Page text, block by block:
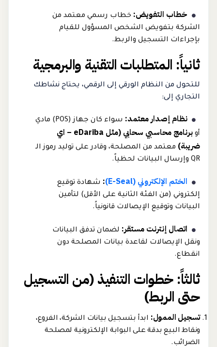
خطاب التفويض: خطاب رسمي معتمد من
الشركة بتفويض الشخص المسؤول للقيام
بإجراءات التسجيل والربط.
ثانياً: المتطلبات التقنية والبرمجية
للتحول من النظام الورقي إلى الرقمي، يحتاج نشاطك
التجاري إلى:
نظام إصدار معتمد:
سواء كان جهاز (POS) مادي
أو
برنامج محاسبي سحابي (مثل eDariba – اي
ضريبة) معتمد من المصلحة، وقادر على توليد رموز الـ
QR وإرسال البيانات لحظياً.
الختم الإلكتروني (E-Seal) : شهادة توقيع
إلكتروني (من الفئة الثانية على الأقل) لتأمين
البيانات وتوقيع الإيصالات قانونياً.
اتصال إنترنت مستقر: لضمان تدفق البيانات
ونقل الإيصالات لقاعدة بيانات المصلحة دون
انقطاع.
ثالثاً: خطوات التنفيذ (من التسجيل
حتى الربط)
تسجيل الممول: ابدأ بتسجيل بيانات الشركة، الفروع،
ونقاط البيع بدقة على البوابة الإلكترونية لمصلحة
الضرائب.